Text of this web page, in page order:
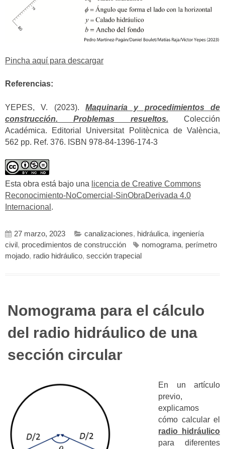
Pincha aquí para descargar
Referencias:
YEPES, V. (2023). Maquinaria y procedimientos de
construcción. Problemas resueltos. Colección
Académica. Editorial Universitat Politècnica de València,
562 pp. Ref. 376. ISBN 978-84-1396-174-3
Esta obra está bajo una licencia de Creative Commons
Reconocimiento-NoComercial-SinObraDerivada 4.0
Internacional .
27 marzo, 2023 canalizaciones, hidráulica, ingeniería
civil, procedimientos de construcción nomograma, perímetro
mojado, radio hidráulico, sección trapecial
Nomograma para el cálculo
del radio hidráulico de una
sección circular
En un artículo
previo,
explicamos
cómo calcular el
radio hidráulico
para diferentes